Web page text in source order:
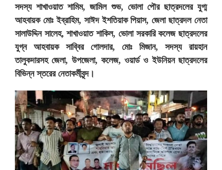
সদস্য শাখাওয়াত শামিম, জামিল শুভ, ভোলা পৌর ছাত্রদলের যুগ্ম
আহবায়ক মোঃ ইব্রাহিম, সাঈদ ইশতিয়াক পিয়াস, জেলা ছাত্রদল নেতা
সালাউদ্দিন সালেহ, শাখাওয়াত শাকিল, ভোলা সরকারি কলেজ ছাত্রদলের
যুগ্ন আহবায়ক সাব্বির গোলদার, মোঃ মিজান, সদস্য রায়হান
তালুকদারসহ জেলা, উপজেলা, কলেজ, ওয়ার্ড ও ইউনিয়ন ছাত্রদলের
বিভিন্ন স্তরের নেতাকর্মীবৃন্দ।